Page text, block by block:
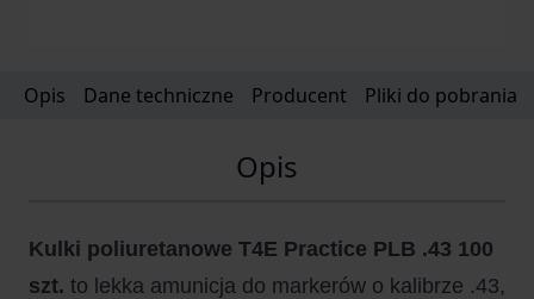
Opis Dane techniczne Producent Pliki do pobrania
Opis
Kulki poliuretanowe T4E Practice PLB .43 100
szt. to lekka amunicja do markerów o kalibrze .43,